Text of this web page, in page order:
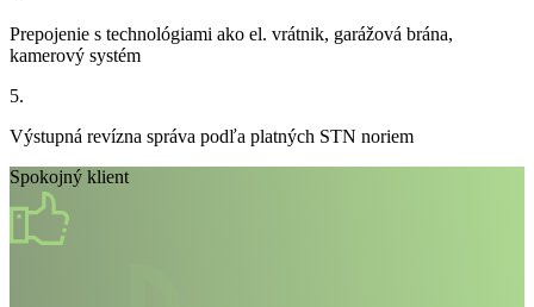
Prepojenie s technológiami ako el. vrátnik, garážová brána,
kamerový systém
5.
Výstupná revízna správa podľa platných STN noriem
Spokojný klient